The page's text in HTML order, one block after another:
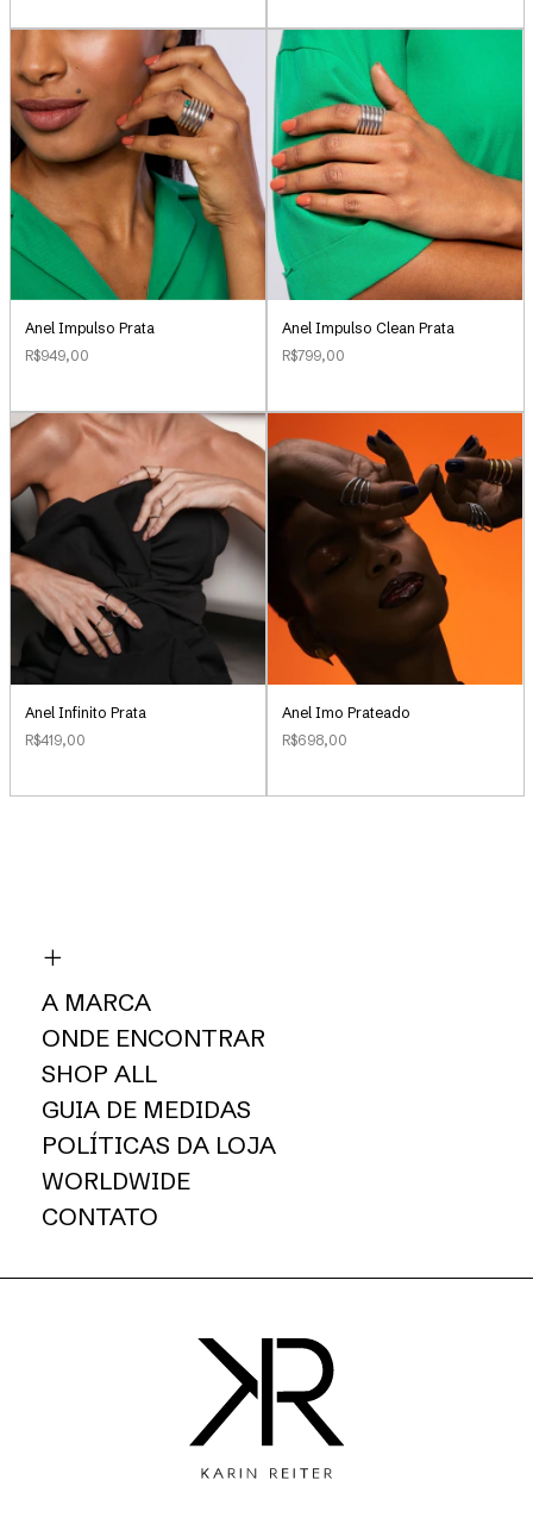
Anel Impulso Prata
R$949,00
Anel Impulso Clean Prata
R$799,00
Anel Infinito Prata
R$419,00
Anel Imo Prateado
R$698,00
A MARCA
ONDE ENCONTRAR
SHOP ALL
GUIA DE MEDIDAS
POLÍTICAS DA LOJA
WORLDWIDE
CONTATO